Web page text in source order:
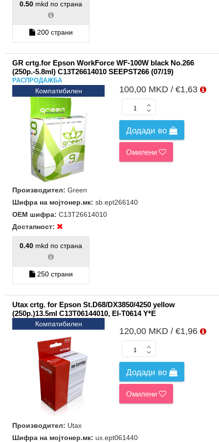
0.50 mkd по страна
200 страни
GR crtg.for Epson WorkForce WF‑100W black No.266
(250p.-5.8ml) C13T26614010 SEEPST266 (07/19)
РАСПРОДАЖБА
Компатибилен 100,00 MKD / €1,63
Додади во
Омилени
Производител: Green
Шифра на мојтонер.мк: sb.ept266140
ОЕМ шифра: C13T26614010
Достапност:
0.40 mkd по страна
250 страни
Utax crtg. for Epson St.D68/DX3850/4250 yellow
(250p.)13.5ml C13T06144010, EI-T0614 Y*E
Компатибилен
120,00 MKD / €1,96
Додади во
Омилени
Производител: Utax
Шифра на мојтонер.мк: ux.ept061440